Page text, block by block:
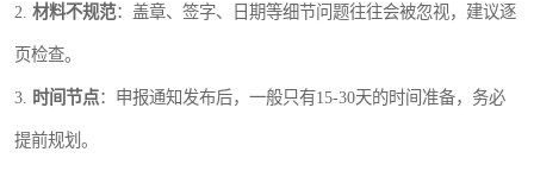
2. 材料不规范：盖章、签字、日期等细节问题往往会被忽视，建议逐
页检查。
3. 时间节点：申报通知发布后，一般只有15-30天的时间准备，务必
提前规划。